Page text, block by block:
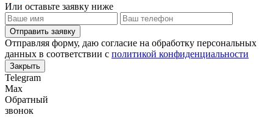
Или оставьте заявку ниже
Отправить заявку
Отправляя форму, даю согласие на обработку персональных
данных в соответствии с политикой конфиденциальности
Закрыть
Telegram
Max
Обратный
звонок